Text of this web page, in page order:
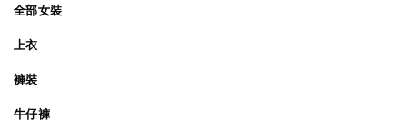
全部女裝
上衣
褲裝
牛仔褲